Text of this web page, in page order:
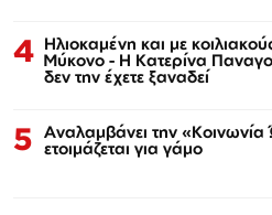
4 Ηλιοκαμένη και με
Μύκονο - Η Κατερίνα
δεν την έχετε ξαναδεί
5 Αναλαμβάνει την
ετοιμάζεται για γάμο